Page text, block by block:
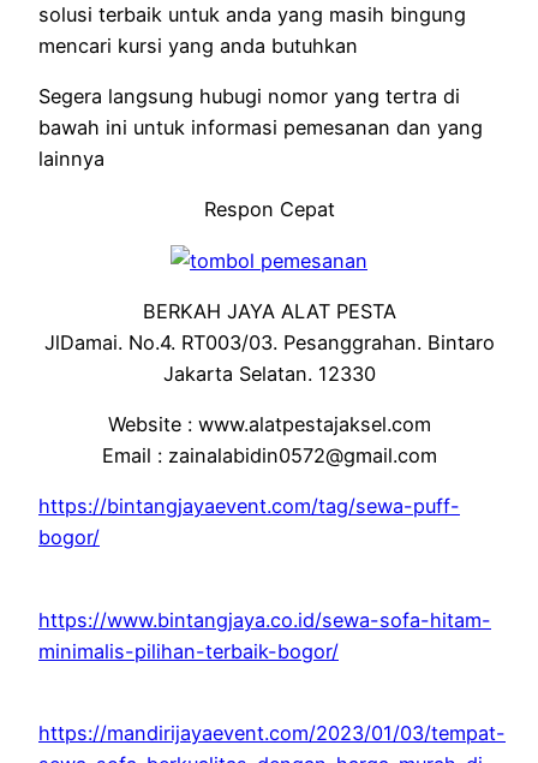
solusi terbaik untuk anda yang masih bingung
mencari kursi yang anda butuhkan
Segera langsung hubugi nomor yang tertra di
bawah ini untuk informasi pemesanan dan yang
lainnya
Respon Cepat
BERKAH JAYA ALAT PESTA
JlDamai. No.4. RT003/03. Pesanggrahan. Bintaro
Jakarta Selatan. 12330
Website : www.alatpestajaksel.com
Email : zainalabidin0572@gmail.com
https://bintangjayaevent.com/tag/sewa-puff-
bogor/
https://www.bintangjaya.co.id/sewa-sofa-hitam-
minimalis-pilihan-terbaik-bogor/
https://mandirijayaevent.com/2023/01/03/tempat-